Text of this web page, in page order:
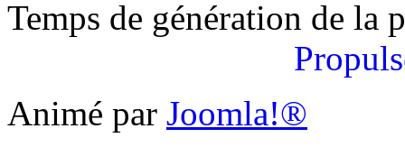
Temps de génération de la
Animé par Joomla!®